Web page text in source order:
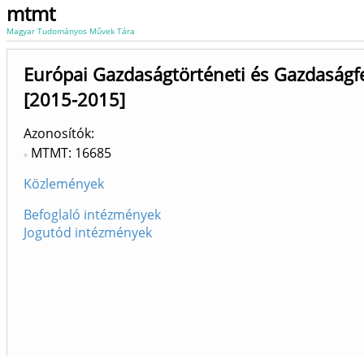
mtmt
Magyar Tudományos Művek Tára
Európai Gazdaságtörténeti és
[2015-2015]
Azonosítók
MTMT: 16685
Közlemények
Befoglaló intézmények
Jogutód intézmények